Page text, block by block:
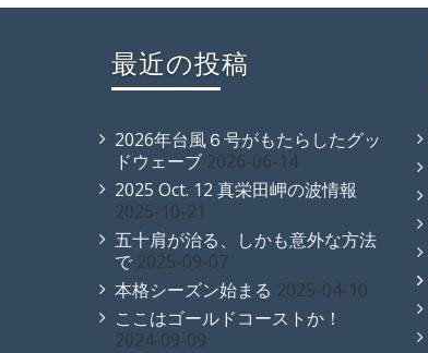
最近の投稿
2026年台風６号がもたらしたグッ
ドウェーブ 2026-06-14
2025 Oct. 12 真栄田岬の波情報
2025-10-21
五十肩が治る、しかも意外な方法
で 2025-09-07
本格シーズン始まる 2025-04-10
ここはゴールドコーストか！
2024-09-09